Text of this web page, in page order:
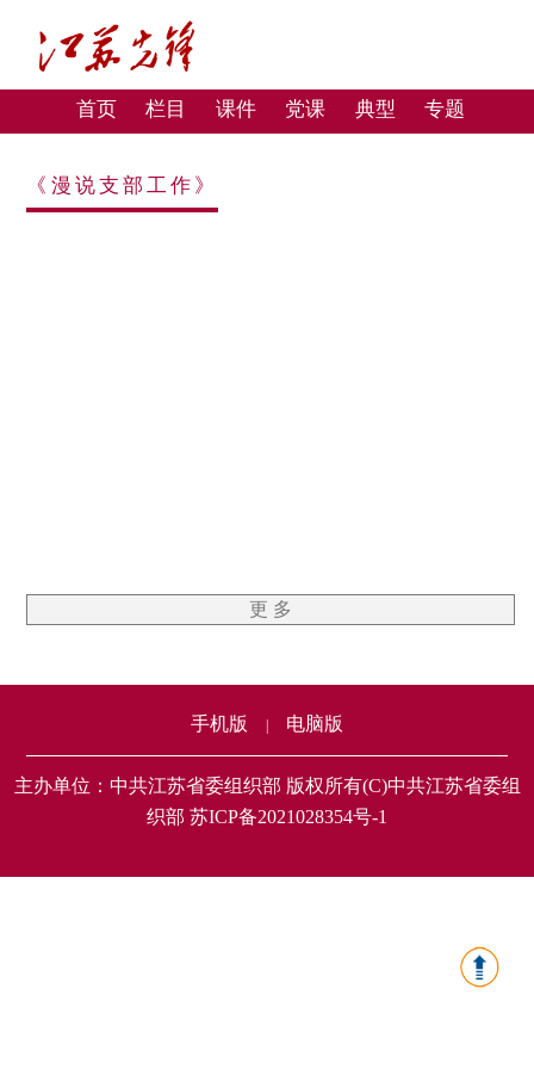
首页 栏目 课件 党课 典型 专题
《漫说支部工作》
更 多
手机版 电脑版
主办单位：中共江苏省委组织部 版权所有(C)中共江苏省委组
织部 苏ICP备2021028354号-1